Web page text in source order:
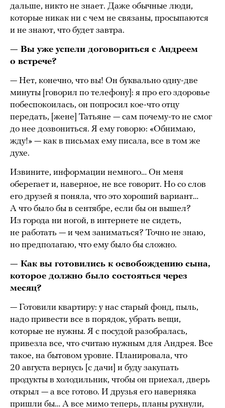
дальше, никто не знает. Даже обычные люди,
которые никак ни с чем не связаны, просыпаются
и не знают, что будет завтра.
— Вы уже успели договориться с Андреем
о встрече?
— Нет, конечно, что вы! Он буквально одну-две
минуты [говорил по телефону]: я про его здоровье
побеспокоилась, он попросил кое-что отцу
передать, [жене] Татьяне — сам почему-то не смог
до нее дозвониться. Я ему говорю: «Обнимаю,
жду!» — как в письмах ему писала, все в том же
духе.
Извините, информации немного… Он меня
оберегает и, наверное, не все говорит. Но со слов
его друзей я поняла, что это хороший вариант…
А что было бы в сентябре, если бы он вышел?
Из города ни ногой, в интернете не сидеть,
не работать — и чем заниматься? Точно не знаю,
но предполагаю, что ему было бы сложно.
— Как вы готовились к освобождению сына,
которое должно было состояться через
месяц?
— Готовили квартиру: у нас старый фонд, пыль,
надо привести все в порядок, убрать вещи,
которые не нужны. Я с посудой разобралась,
привезла все, что считаю нужным для Андрея. Все
такое, на бытовом уровне. Планировала, что
20 августа вернусь [с дачи] и буду закупать
продукты в холодильник, чтобы он приехал, дверь
открыл — а все готово. И друзья его наверняка
пришли бы… А все мимо теперь, планы рухнули,